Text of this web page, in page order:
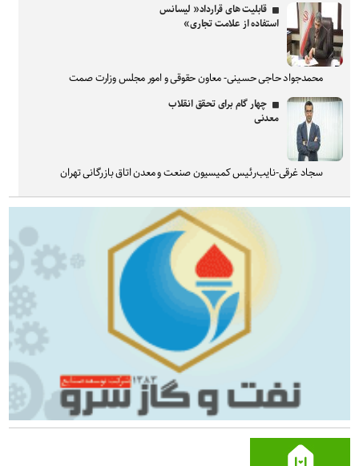
قابلیت های قرارداد« لیسانس
استفاده از علامت تجاری»
محمدجواد حاجی حسینی- معاون حقوقی و امور مجلس وزارت صمت
چهار گام برای تحقق انقلاب
معدنی
سجاد غرقی-نایب‌رئیس کمیسیون صنعت و معدن اتاق بازرگانی تهران